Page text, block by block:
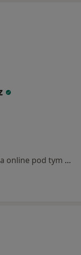
Specjalista nie oferuje umawiania online pod tym adresem.